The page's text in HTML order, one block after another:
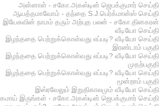
அன்னாள் - சகோ.அகஸ்டின் ஜெபக்குமார் செய்தி
ஆயத்தமாவோம் - தந்தை S.J.பெர்க்மான்ஸ் செய்தி
இயேசுவின் நாமம் தரும் அற்புத பலன் - சகோ.தினகரன்
வீடியோ செய்தி
இழந்ததை பெற்றுக்கொள்வது எப்படி? வீடியோ செய்தி
இரண்டாம் பகுதி
இழந்ததை பெற்றுக்கொள்வது எப்படி? வீடியோ செய்தி
முதற்பகுதி
இழந்ததை பெற்றுக்கொள்வது எப்படி? வீடியோ செய்தி
மூன்றாம் பகுதி
இஸ்ரவேலும் இறுதிகாலமும் வீடியோ செய்தி
இருங்கள் - சகோ.அகஸ்டின் ஜெபக்குமார் செய்தி